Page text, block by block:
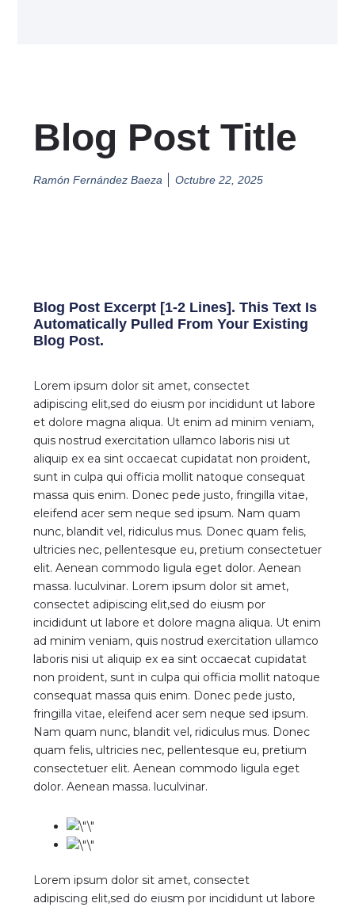
Blog Post Title
Ramón Fernández Baeza Octubre 22, 2025
Blog Post Excerpt [1-2 Lines]. This Text Is
Automatically Pulled From Your Existing
Blog Post.
Lorem ipsum dolor sit amet, consectet
adipiscing elit,sed do eiusm por incididunt ut labore
et dolore magna aliqua. Ut enim ad minim veniam,
quis nostrud exercitation ullamco laboris nisi ut
aliquip ex ea sint occaecat cupidatat non proident,
sunt in culpa qui officia mollit natoque consequat
massa quis enim. Donec pede justo, fringilla vitae,
eleifend acer sem neque sed ipsum. Nam quam
nunc, blandit vel, ridiculus mus. Donec quam felis,
ultricies nec, pellentesque eu, pretium consectetuer
elit. Aenean commodo ligula eget dolor. Aenean
massa. luculvinar. Lorem ipsum dolor sit amet,
consectet adipiscing elit,sed do eiusm por
incididunt ut labore et dolore magna aliqua. Ut enim
ad minim veniam, quis nostrud exercitation ullamco
laboris nisi ut aliquip ex ea sint occaecat cupidatat
non proident, sunt in culpa qui officia mollit natoque
consequat massa quis enim. Donec pede justo,
fringilla vitae, eleifend acer sem neque sed ipsum.
Nam quam nunc, blandit vel, ridiculus mus. Donec
quam felis, ultricies nec, pellentesque eu, pretium
consectetuer elit. Aenean commodo ligula eget
dolor. Aenean massa. luculvinar.
Lorem ipsum dolor sit amet, consectet
adipiscing elit,sed do eiusm por incididunt ut labore